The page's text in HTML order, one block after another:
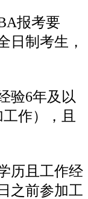
报考要
日制考生，
验6年及以
作），且
历且工作经
之前参加工